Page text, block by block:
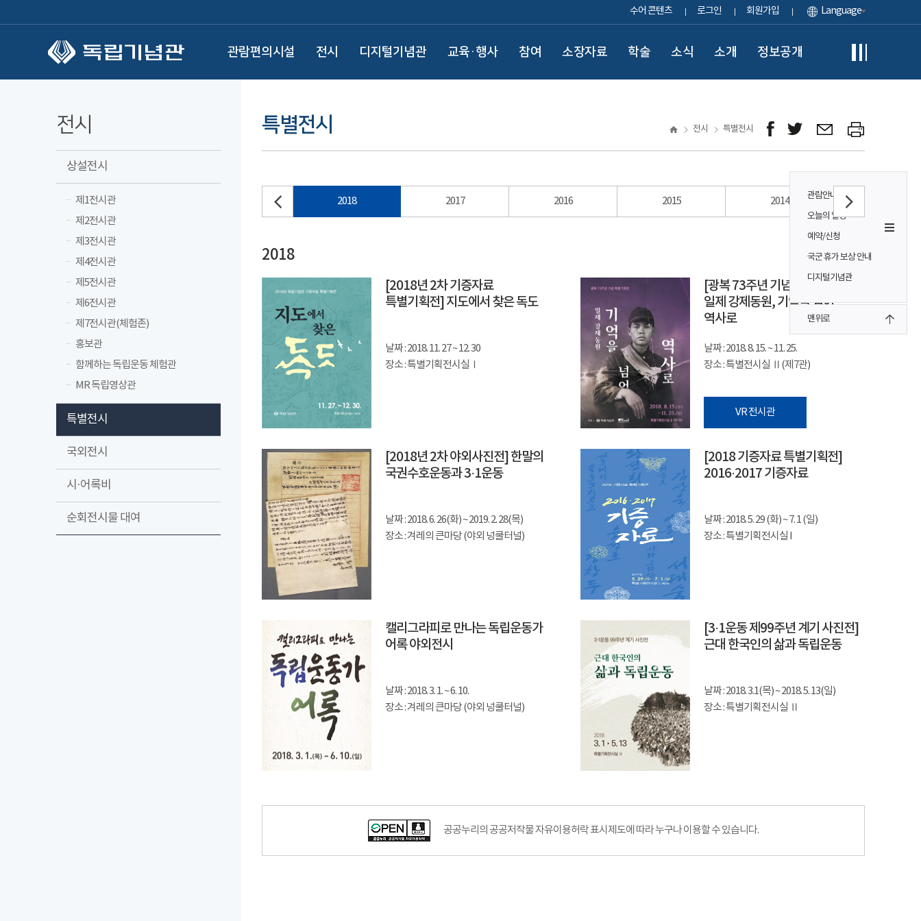
수어 콘텐츠 로그인 회원가입 Language
관람편의시설 전시 디지털기념관 교육·행사 참여 소장자료 학술 소식 소개 정보공개
관람안내
오늘의 일정
예약/신청
국군 휴가 보상 안내
디지털기념관
맨위로
전시
상설전시
제1전시관
제2전시관
제3전시관
제4전시관
제5전시관
제6전시관
제7전시관(체험존)
홍보관
함께하는 독립운동 체험관
MR 독립영상관
특별전시
국외전시
시·어록비
순회전시물 대여
특별전시 전시 특별전시
2018 2017 2016 2015 2014
2018
[2018년 2차 기증자료
특별기획전] 지도에서 찾은 독도
날짜 : 2018. 11. 27 ~ 12. 30
장소 : 특별기획전시실Ⅰ
[광복 73주년 기념 특별기획전]
일제 강제동원, 기억을 넘어
역사로
날짜 : 2018. 8. 15. ~ 11. 25.
장소 : 특별전시실 Ⅱ(제7관)
VR 전시관
[2018년 2차 야외사진전] 한말의
국권수호운동과 3·1운동
날짜 : 2018. 6. 26(화) ~ 2019. 2. 28(목)
장소 : 겨레의 큰마당 (야외 넝쿨터널)
[2018 기증자료 특별기획전]
2016·2017 기증자료
날짜 : 2018. 5. 29 (화) ~ 7. 1 (일)
장소 : 특별기획전시실 I
캘리그라피로 만나는 독립운동가
어록 야외전시
날짜 : 2018. 3. 1. ~ 6. 10.
장소 : 겨레의 큰마당 (야외 넝쿨터널)
[3·1운동 제99주년 계기 사진전]
근대 한국인의 삶과 독립운동
날짜 : 2018. 3.1(목) ~ 2018. 5. 13(일)
장소 : 특별기획전시실 Ⅱ
공공누리의 공공저작물 자유이용허락 표시제도에 따라 누구나 이용할 수 있습니다.